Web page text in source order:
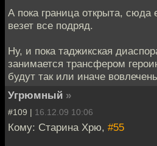
А пока граница открыта, сюда
везет все подряд.
Ну, и пока таджикская
занимается трансфером
будут так или иначе
Угрюмный »
#109 | 16.12.09 10:06
Кому: Старина Хрю, #55